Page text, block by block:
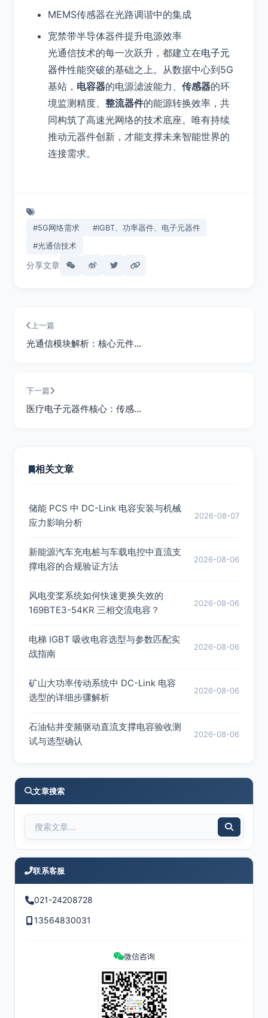
MEMS传感器在光路调谐中的集成
宽禁带半导体器件提升电源效率
光通信技术的每一次跃升，都建立在电子元
器件性能突破的基础之上。从数据中心到5G
基站， 电容器的电源滤波能力、 传感器的环
境监测精度、 整流器件的能源转换效率，共
同构筑了高速光网络的技术底座。唯有持续
推动元器件创新，才能支撑未来智能世界的
连接需求。
#5G网络需求
#IGBT、功率器件、电子元器件
#光通信技术
分享文章
上一篇
光通信模块解析：核心元件…
下一篇
医疗电子元器件核心：传感…
相关文章
储能 PCS 中 DC-Link 电容安装与机械
应力影响分析
2026-08-07
新能源汽车充电桩与车载电控中直流支
撑电容的合规验证方法
2026-08-06
风电变桨系统如何快速更换失效的
169BTE3-54KR 三相交流电容？
2026-08-06
电梯 IGBT 吸收电容选型与参数匹配实
战指南
2026-08-06
矿山大功率传动系统中 DC-Link 电容
选型的详细步骤解析
2026-08-06
石油钻井变频驱动直流支撑电容验收测
试与选型确认
2026-08-06
文章搜索
联系客服
021-24208728
13564830031
微信咨询